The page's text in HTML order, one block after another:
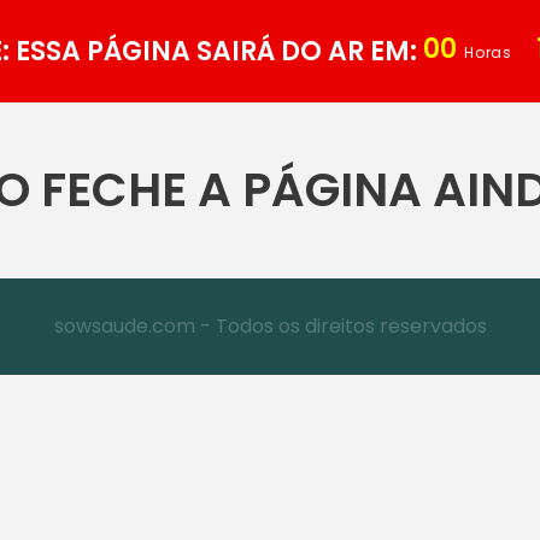
ESSA PÁGINA SAIRÁ DO AR EM: 00 Horas
FECHE A PÁGINA
sowsaude.com - Todos os direitos reservados